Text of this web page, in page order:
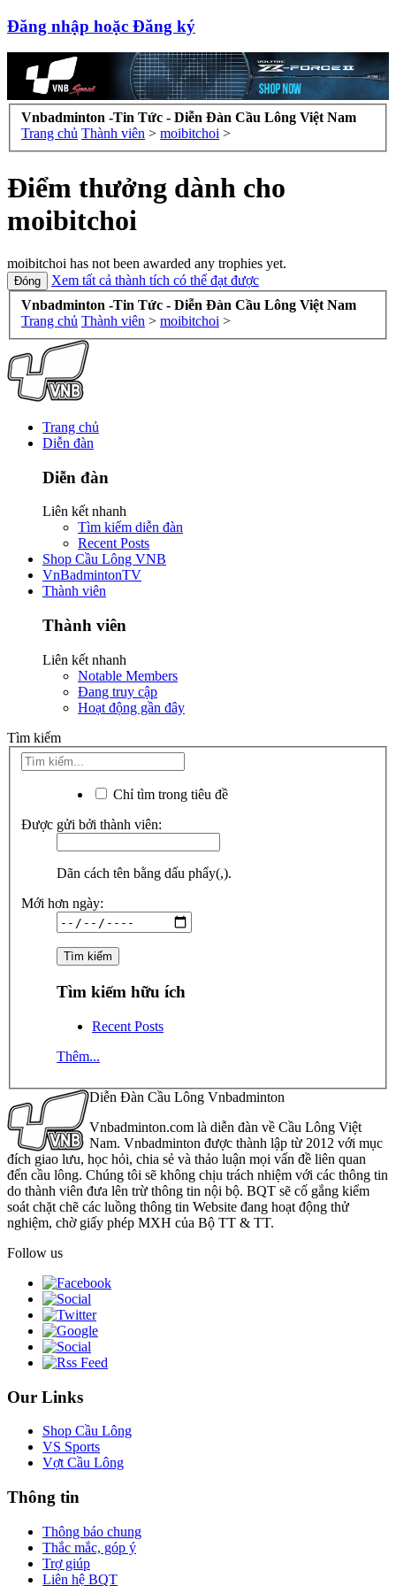
Đăng nhập hoặc Đăng ký
Vnbadminton -Tin Tức - Diễn Đàn Cầu Lông Việt Nam
Trang chủ Thành viên > moibitchoi >
Điểm thưởng dành cho
moibitchoi
moibitchoi has not been awarded any trophies yet.
Xem tất cả thành tích có thể đạt được
Vnbadminton -Tin Tức - Diễn Đàn Cầu Lông Việt Nam
Trang chủ Thành viên > moibitchoi >
Trang chủ
Diễn đàn
Diễn đàn
Liên kết nhanh
Tìm kiếm diễn đàn
Recent Posts
Shop Cầu Lông VNB
VnBadmintonTV
Thành viên
Thành viên
Liên kết nhanh
Notable Members
Đang truy cập
Hoạt động gần đây
Tìm kiếm
Chỉ tìm trong tiêu đề
Được gửi bởi thành viên:
Dãn cách tên bằng dấu phẩy(,).
Mới hơn ngày:
Tìm kiếm hữu ích
Recent Posts
Thêm...
Diễn Đàn Cầu Lông Vnbadminton
Vnbadminton.com là diễn đàn về Cầu Lông Việt
Nam. Vnbadminton được thành lập từ 2012 với mục
đích giao lưu, học hỏi, chia sẻ và thảo luận mọi vấn đề liên quan
đến cầu lông. Chúng tôi sẽ không chịu trách nhiệm với các thông tin
do thành viên đưa lên trừ thông tin nội bộ. BQT sẽ cố gắng kiểm
soát chặt chẽ các luồng thông tin Website đang hoạt động thử
nghiệm, chờ giấy phép MXH của Bộ TT & TT.
Follow us
Our Links
Shop Cầu Lông
VS Sports
Vợt Cầu Lông
Thông tin
Thông báo chung
Thắc mắc, góp ý
Trợ giúp
Liên hệ BQT